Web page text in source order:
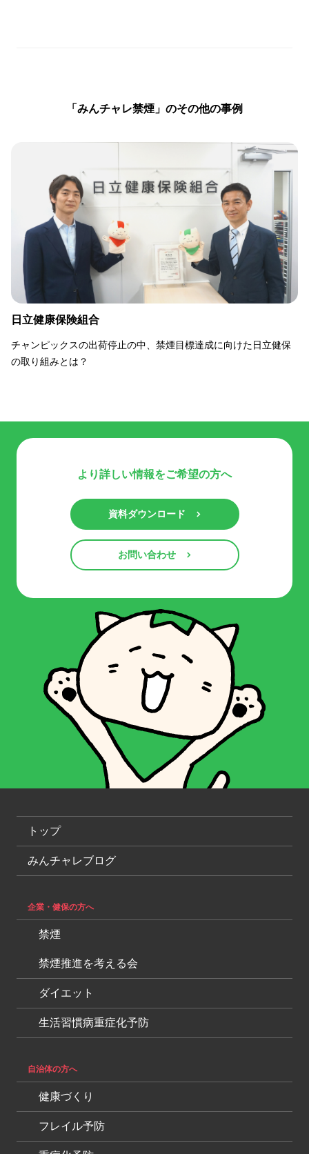
「みんチャレ禁煙」のその他の事例
日立健康保険組合
チャンピックスの出荷停止の中、禁煙目標達成に向けた日立健保
の取り組みとは？
より詳しい情報をご希望の方へ
資料ダウンロード
お問い合わせ
トップ
みんチャレブログ
企業・健保の方へ
禁煙
禁煙推進を考える会
ダイエット
生活習慣病重症化予防
自治体の方へ
健康づくり
フレイル予防